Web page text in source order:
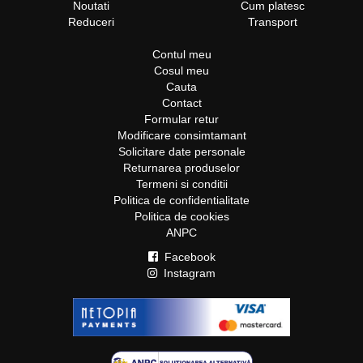
Descopera acum zecile de oferte speciale si
modele. Fii in trend cu Capricia.ro!
Noutati
Reduceri
Cum platesc
Transport
Contul meu
Cosul meu
Cauta
Contact
Formular retur
Modificare consimtamant
Solicitare date personale
Returnarea produselor
Termeni si conditii
Politica de confidentialitate
Politica de cookies
ANPC
Facebook
Instagram